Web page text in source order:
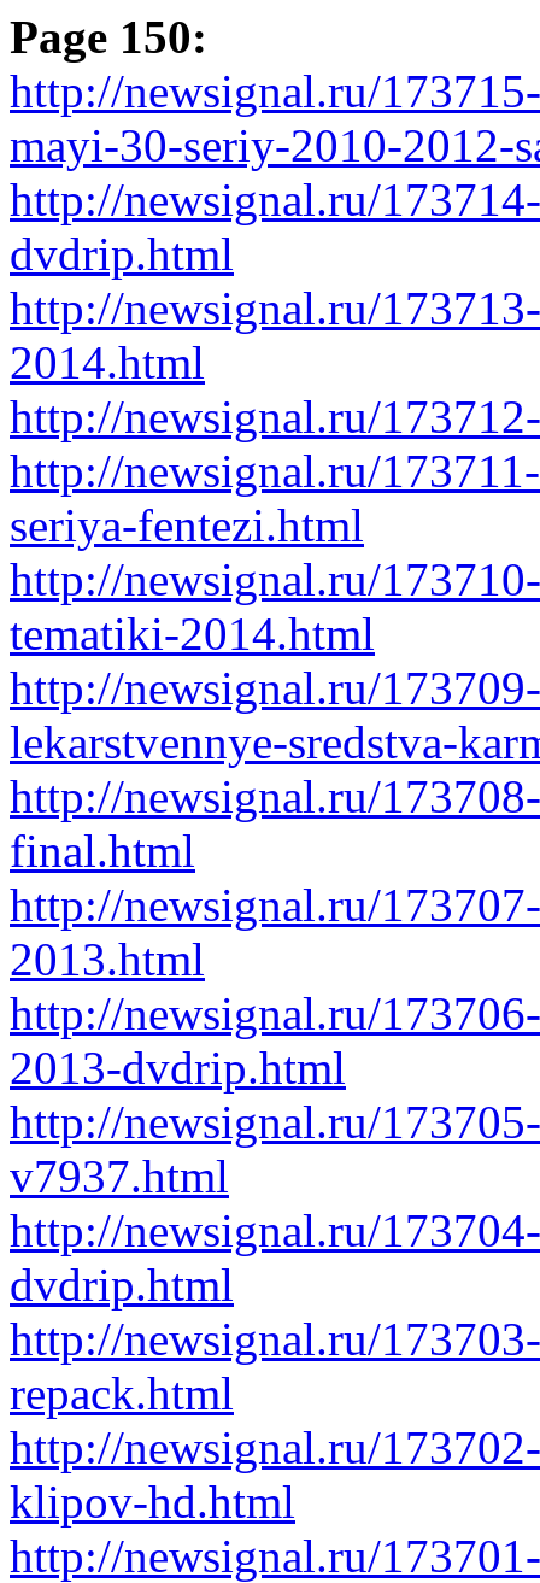
Page 150:
http://newsignal.ru/
mayi-30-seriy-2010-2012-
http://newsignal.ru/
dvdrip.html
http://newsignal.ru/
2014.html
http://newsignal.ru/
http://newsignal.ru/
seriya-fentezi.html
http://newsignal.ru/
tematiki-2014.html
http://newsignal.ru/
lekarstvennye-sredstva-
http://newsignal.ru/
final.html
http://newsignal.ru/
2013.html
http://newsignal.ru/
2013-dvdrip.html
http://newsignal.ru/
v7937.html
http://newsignal.ru/
dvdrip.html
http://newsignal.ru/
repack.html
http://newsignal.ru/
klipov-hd.html
http://newsignal.ru/